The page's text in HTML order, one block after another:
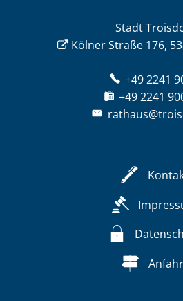
Stadt
Kölner Straße 176,
+49 2241
+49 2241